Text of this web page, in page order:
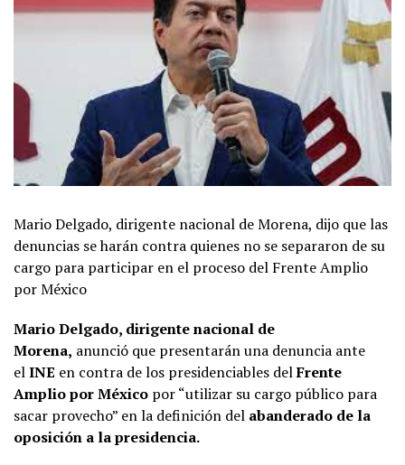
Mario Delgado, dirigente nacional de Morena, dijo que las
denuncias se harán contra quienes no se separaron de su
cargo para participar en el proceso del Frente Amplio
por México
Mario Delgado, dirigente nacional de
Morena, anunció que presentarán una denuncia ante
elINE en contra de los presidenciables delFrente
Amplio por México por “utilizar su cargo público para
sacar provecho” en la definición del abanderado de la
oposición a la presidencia.